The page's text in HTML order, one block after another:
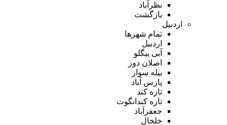
نظرآباد
بازگشت
اردبیل
تمام شهر‌ها
اردبیل
آبی بیگلو
اصلان دوز
بیله سوار
پارس آباد
تازه کند
تازه کندانگوت
جعفرآباد
خلخال